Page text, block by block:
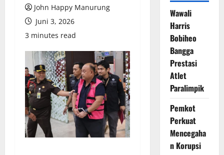
John Happy Manurung
Juni 3, 2026
3 minutes read
Wawali
Harris
Bobiheo
Bangga
Prestasi
Atlet
Paralimpik
Pemkot
Perkuat
Mencegaha
n Korupsi